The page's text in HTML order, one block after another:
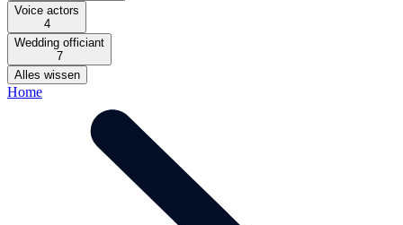
Voice actors
4
Wedding officiant
7
Alles wissen
Home